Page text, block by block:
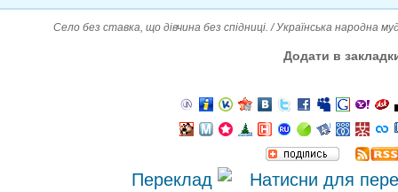
Село без ставка, що дівчина без спідниці. / Українська народна
Додати в
Переклад